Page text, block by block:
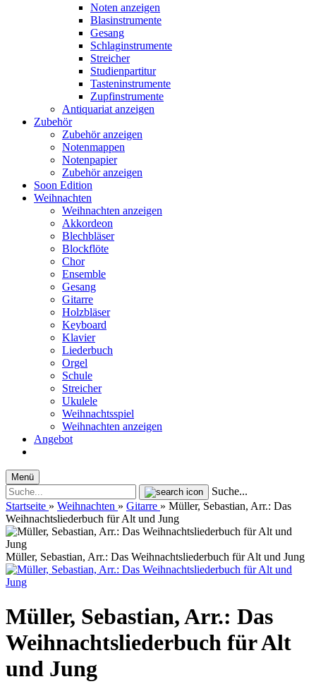
Noten anzeigen
Blasinstrumente
Gesang
Schlaginstrumente
Streicher
Studienpartitur
Tasteninstrumente
Zupfinstrumente
Antiquariat anzeigen
Zubehör
Zubehör anzeigen
Notenmappen
Notenpapier
Zubehör anzeigen
Soon Edition
Weihnachten
Weihnachten anzeigen
Akkordeon
Blechbläser
Blockflöte
Chor
Ensemble
Gesang
Gitarre
Holzbläser
Keyboard
Klavier
Liederbuch
Orgel
Schule
Streicher
Ukulele
Weihnachtsspiel
Weihnachten anzeigen
Angebot
Menü
Suche...
Startseite » Weihnachten » Gitarre » Müller, Sebastian, Arr.: Das
Weihnachtsliederbuch für Alt und Jung
Müller, Sebastian, Arr.: Das Weihnachtsliederbuch für Alt und Jung
Müller, Sebastian, Arr.: Das
Weihnachtsliederbuch für Alt
und Jung